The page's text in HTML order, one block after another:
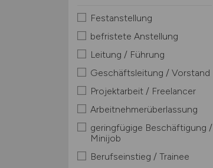
Festanstellung
befristete Anstellung
Leitung / Führung
Geschäftsleitung / Vorstand
Projektarbeit / Freelancer
Arbeitnehmerüberlassung
geringfügige Beschäftigung /
Minijob
Berufseinstieg / Trainee